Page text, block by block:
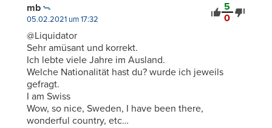
5
0
mb
05.02.2021 um 17:32
@Liquidator
Sehr amüsant und korrekt.
Ich lebte viele Jahre im Ausland.
Welche Nationalität hast du? wurde ich jeweils
gefragt.
I am Swiss
Wow, so nice, Sweden, I have been there,
wonderful country, etc…